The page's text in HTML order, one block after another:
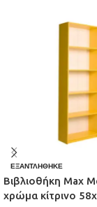
ΕΞΑΝΤΛΉΘΗΚΕ
Βιβλιοθήκη Max
χρώμα κίτρινο